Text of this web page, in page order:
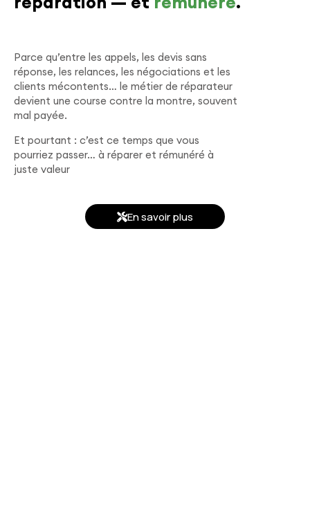
Parce qu’entre les appels, les devis sans
réponse, les relances, les négociations et les
clients mécontents… le métier de réparateur
devient une course contre la montre, souvent
mal payée.
Et pourtant : c’est ce temps que vous
pourriez passer… à réparer et rémunéré à
juste valeur
En savoir plus